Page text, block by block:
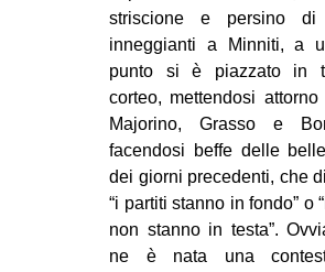
striscione e persino di
inneggianti a Minniti, a
punto si è piazzato in
corteo, mettendosi
Majorino, Grasso e
facendosi beffe delle
dei giorni precedenti, che
“i partiti stanno in fondo” o
non stanno in testa”.
ne è nata una